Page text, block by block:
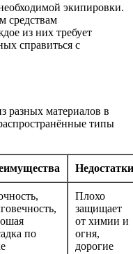
экипировки.
средствам
из них требует
справиться с
разных материалов в
типы
Недостатки
по
Плохо
защищает
от химии и
огня,
дорогие